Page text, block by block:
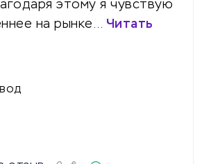
этому я чувствую
на рынке… Читать